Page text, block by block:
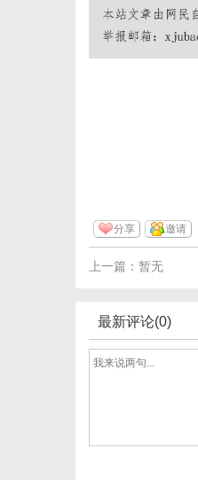
分享 邀请
上一篇：暂无
最新评论(0)